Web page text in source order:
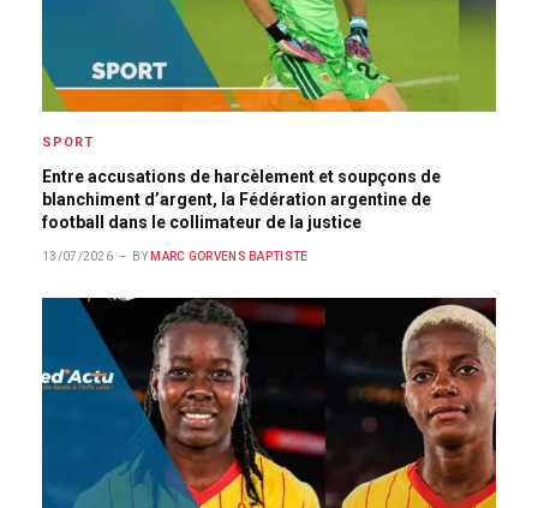
SPORT
Entre accusations de harcèlement et soupçons de
blanchiment d’argent, la Fédération argentine de
football dans le collimateur de la justice
13/07/2026 BY MARC GORVENS BAPTISTE